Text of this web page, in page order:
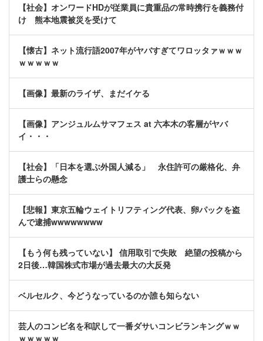
【社会】オンワードHDが従業員に貴重品の常時携行を義務付
け 熊本地震被災を受けて
【懐古】ネット流行語2007年がヤバすぎてワロッタァｗｗｗ
ｗｗｗｗｗ
【画像】最新のライザ、まだイケる
【画像】アンジュルムサマフェス at 六本木の客層がヤバ
イ・・・
【社会】「日本を選ぶ外国人減る」 永住許可の厳格化、弁
護士らの懸念
【悲報】東京五輪ウェイトリフティング代表、卵パックを盗
んで逮捕wwwwwwww
【もう何も残っていない】 信用取引で失敗 絶望の投稿から
2日後…韓国株式市場が過去最大の大反発
ベルセルク、今どうなっているのか誰も知らない
芸人のコンビ名を和訳して一番ダサいコンビランキングｗｗ
ｗｗｗｗｗ